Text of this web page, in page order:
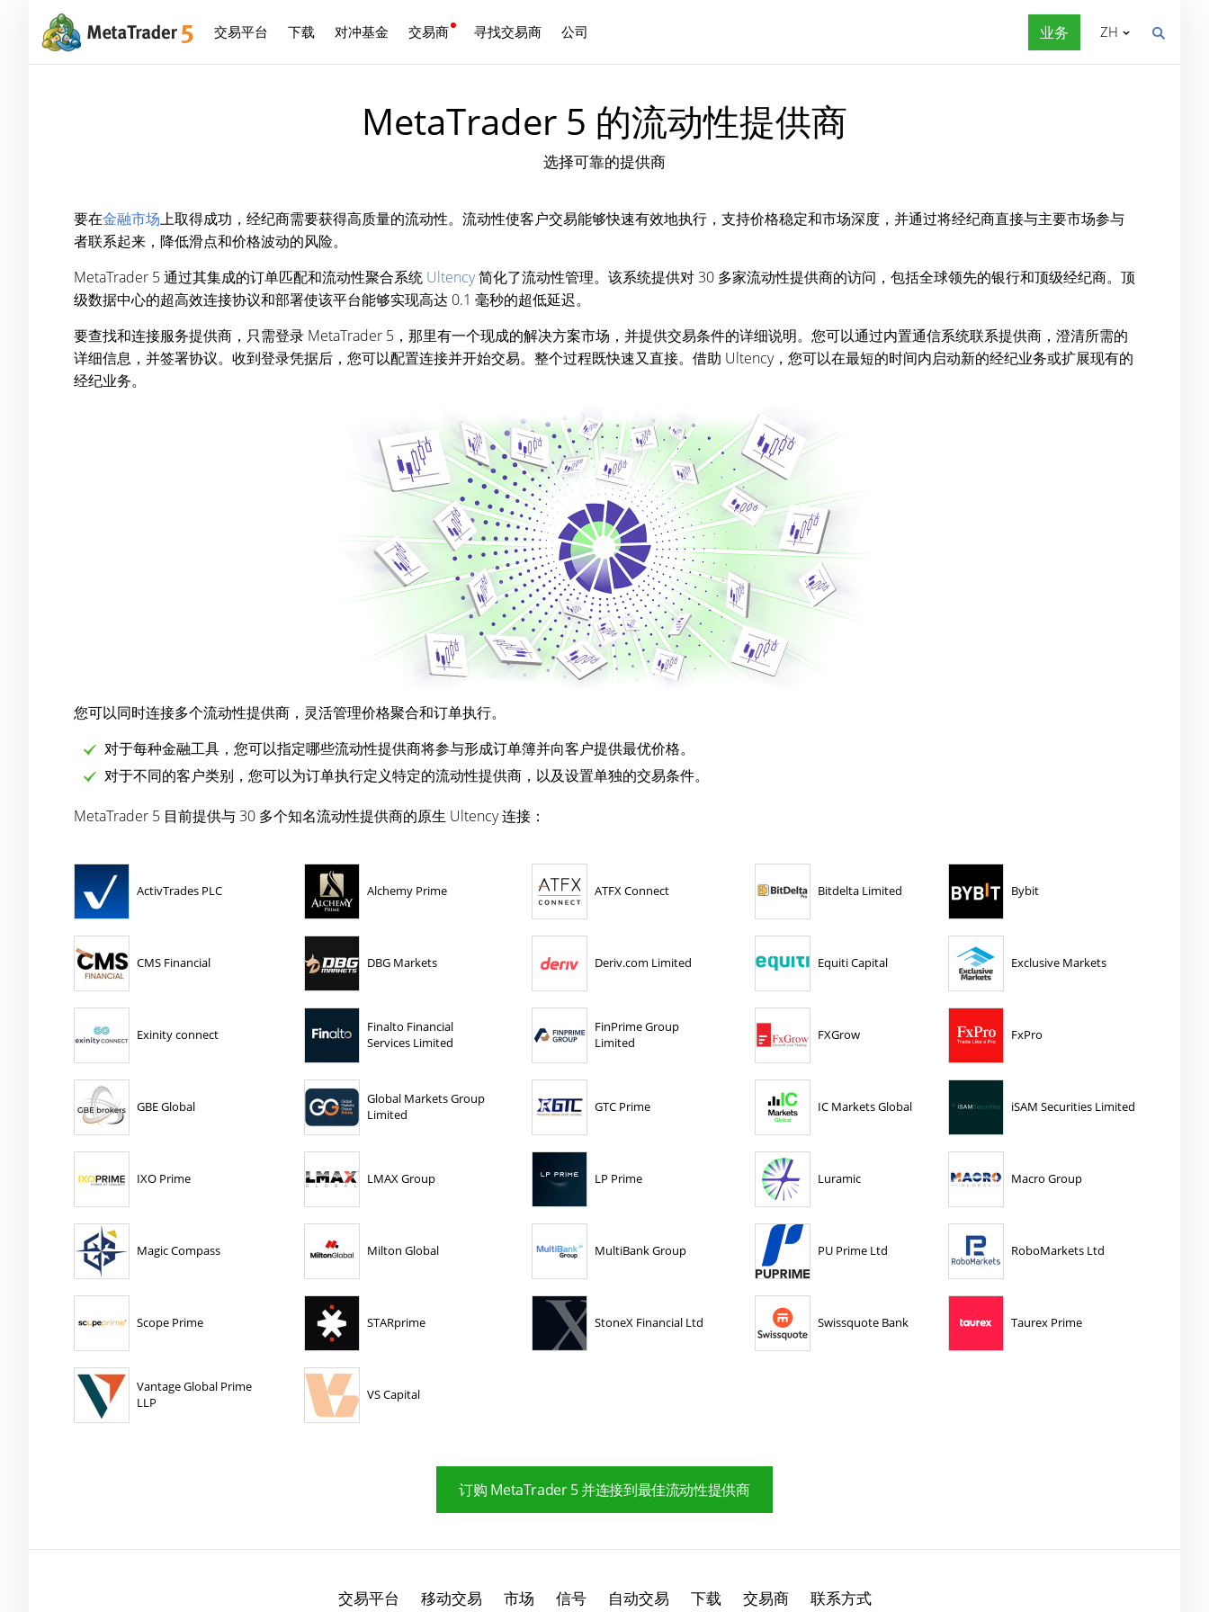
交易平台 下载 对冲基金 交易商 寻找交易商 公司 业务 ZH
MetaTrader 5 的流动性提供商
选择可靠的提供商
要在金融市场上取得成功，经纪商需要获得高质量的流动性。流动性使客户交易能够快速有效地执行，支持价格稳定和市场深度，并通过将经纪商直接与主要市场参与
者联系起来，降低滑点和价格波动的风险。
MetaTrader 5 通过其集成的订单匹配和流动性聚合系统 Ultency简化了流动性管理。该系统提供对 30 多家流动性提供商的访问，包括全球领先的银行和顶级经纪商。顶
级数据中心的超高效连接协议和部署使该平台能够实现高达 0.1 毫秒的超低延迟。
要查找和连接服务提供商，只需登录 MetaTrader 5，那里有一个现成的解决方案市场，并提供交易条件的详细说明。您可以通过内置通信系统联系提供商，澄清所需的
详细信息，并签署协议。收到登录凭据后，您可以配置连接并开始交易。整个过程既快速又直接。借助 Ultency，您可以在最短的时间内启动新的经纪业务或扩展现有的
经纪业务。
您可以同时连接多个流动性提供商，灵活管理价格聚合和订单执行。
对于每种金融工具，您可以指定哪些流动性提供商将参与形成订单簿并向客户提供最优价格。
对于不同的客户类别，您可以为订单执行定义特定的流动性提供商，以及设置单独的交易条件。
MetaTrader 5 目前提供与 30 多个知名流动性提供商的原生 Ultency 连接：
ActivTrades PLC Alchemy Prime ATFX Connect Bitdelta Limited Bybit
CMS Financial DBG Markets Deriv.com Limited Equiti Capital Exclusive Markets
Exinity connect
Finalto Financial
Services Limited
FinPrime Group
Limited
FXGrow FxPro
GBE Global
Global Markets Group
Limited
GTC Prime IC Markets Global iSAM Securities Limited
IXO Prime LMAX Group LP Prime Luramic Macro Group
Magic Compass Milton Global MultiBank Group PU Prime Ltd RoboMarkets Ltd
Scope Prime STARprime StoneX Financial Ltd Swissquote Bank Taurex Prime
Vantage Global Prime
LLP
VS Capital
订购 MetaTrader 5 并连接到最佳流动性提供商
交易平台 移动交易 市场 信号 自动交易 下载 交易商 联系方式